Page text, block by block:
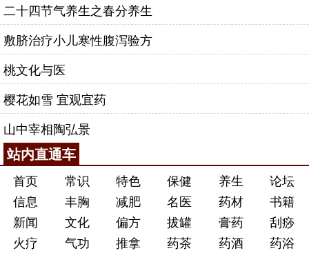
二十四节气养生之春分养生
敷脐治疗小儿寒性腹泻验方
桃文化与医
樱花如雪 宜观宜药
山中宰相陶弘景
站内直通车
首页 常识 特色 保健 养生
论坛
信息
丰胸 减肥 名医 药材
书籍
新闻
文化 偏方 拔罐 膏药
刮痧
火疗
气功 推拿 药茶 药酒 药浴